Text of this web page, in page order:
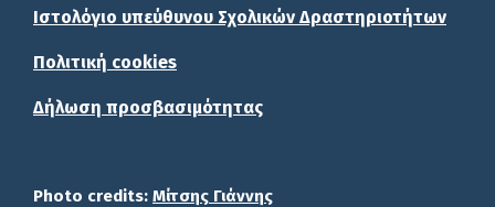
Ιστολόγιο υπεύθυνου Σχολικών Δραστηριοτήτων
Πολιτική cookies
Δήλωση προσβασιμότητας
Photo credits: Μίτσης Γιάννης